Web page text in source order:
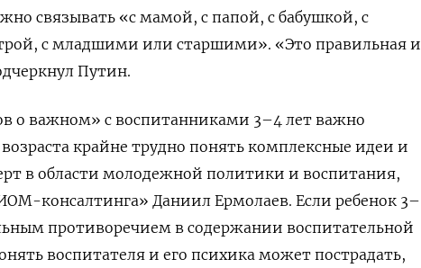
связывать «с мамой, с папой, с бабушкой, с
с младшими или старшими». «Это правильная и
Путин.
о важном» с воспитанниками 3–4 лет важно
крайне трудно понять комплексные идеи и
в области молодежной политики и воспитания,
консалтинга» Даниил Ермолаев. Если ребенок 3–
противоречием в содержании воспитательной
воспитателя и его психика может пострадать,